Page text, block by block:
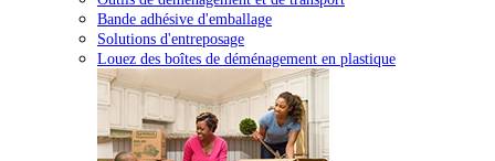
Bande adhésive d'emballage
Solutions d'entreposage
Louez des boîtes de déménagement en plastique